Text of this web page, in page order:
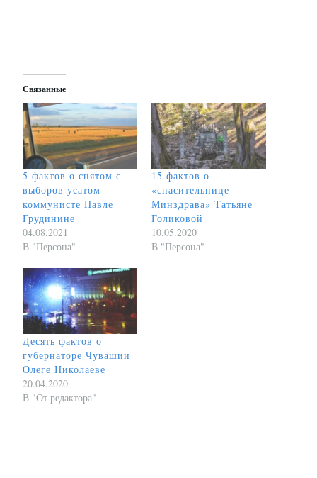
Связанные
5 фактов о снятом с
выборов усатом
коммунисте Павле
Грудинине
04.08.2021
В "Персона"
15 фактов о
«спасительнице
Минздрава» Татьяне
Голиковой
10.05.2020
В "Персона"
Десять фактов о
губернаторе Чувашии
Олеге Николаеве
20.04.2020
В "От редактора"